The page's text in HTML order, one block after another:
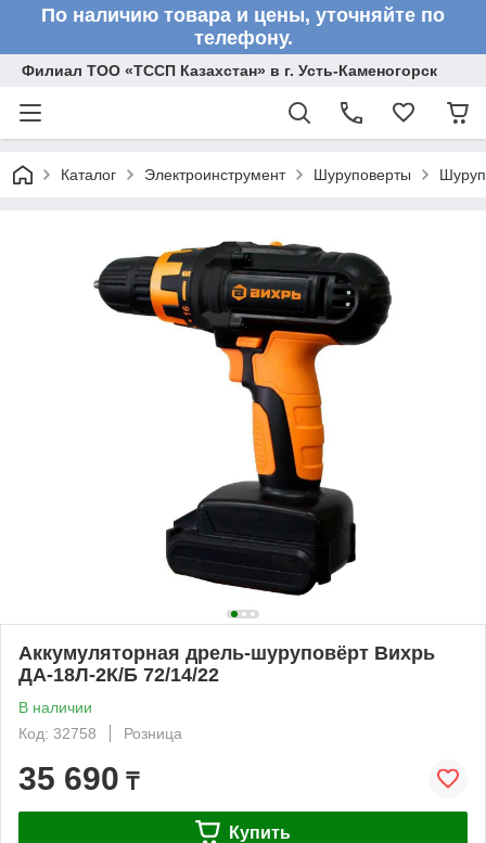
По наличию товара и цены, уточняйте по
телефону.
Филиал ТОО «ТССП Казахстан» в г. Усть-Каменогорск
Каталог Электроинструмент Шуруповерты
Аккумуляторная дрель-шуруповёрт Вихрь
ДА-18Л-2К/Б 72/14/22
В наличии
Код: 32758
Розница
35 690 ₸
Купить